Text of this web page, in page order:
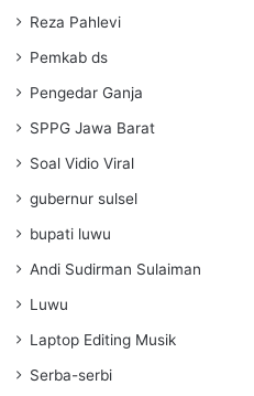
Reza Pahlevi
Pemkab ds
Pengedar Ganja
SPPG Jawa Barat
Soal Vidio Viral
gubernur sulsel
bupati luwu
Andi Sudirman Sulaiman
Luwu
Laptop Editing Musik
Serba-serbi